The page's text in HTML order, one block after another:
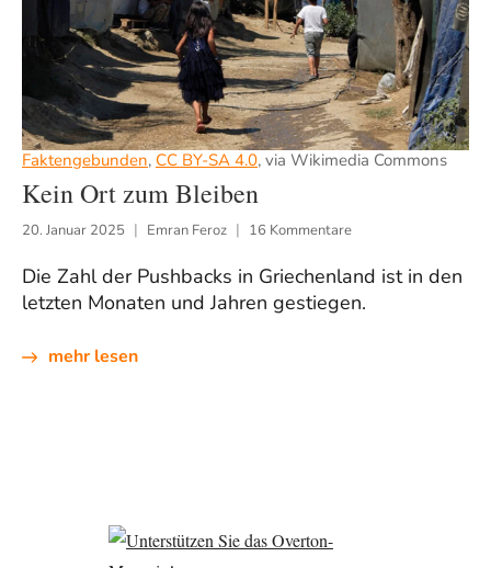
Faktengebunden, CC BY-SA 4.0, via Wikimedia Commons
Kein Ort zum Bleiben
20. Januar 2025 Emran Feroz 16 Kommentare
Die Zahl der Pushbacks in Griechenland ist in den
letzten Monaten und Jahren gestiegen.
mehr lesen